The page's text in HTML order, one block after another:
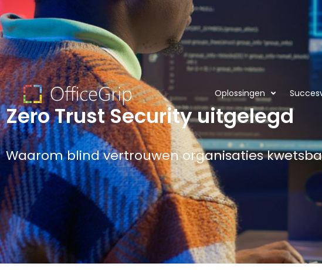
Oplossingen
Zero Trust Security uitgelegd
Waarom blind vertrouwen organisaties